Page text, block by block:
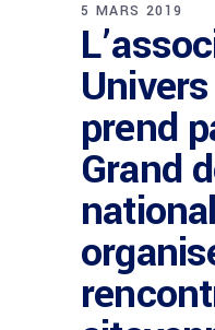
5 MARS 2019
prend
Grand